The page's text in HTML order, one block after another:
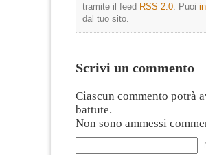
tramite il feed RSS 2.0 . Puoi
dal tuo sito.
Scrivi un commento
Ciascun commento potrà
battute.
Non sono ammessi